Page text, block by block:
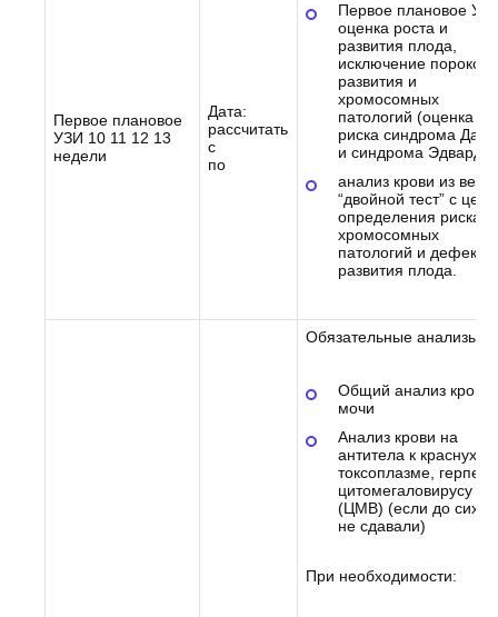
Первое плановое
УЗИ 10 11 12 13
недели
Дата:
рассчитать
с
по
Первое плановое
оценка роста и
развития плода,
исключение пороков
развития и
хромосомных
патологий (оценка
риска синдрома
и синдрома
анализ крови из
“двойной тест” с
определения риска
хромосомных
патологий и
развития плода.
Обязательные анализы:
Общий анализ крови
мочи
Анализ крови на
антитела к краснухе,
токсоплазме, герпесу,
цитомегаловирусу
(ЦМВ) (если до сих
не сдавали)
При необходимости: